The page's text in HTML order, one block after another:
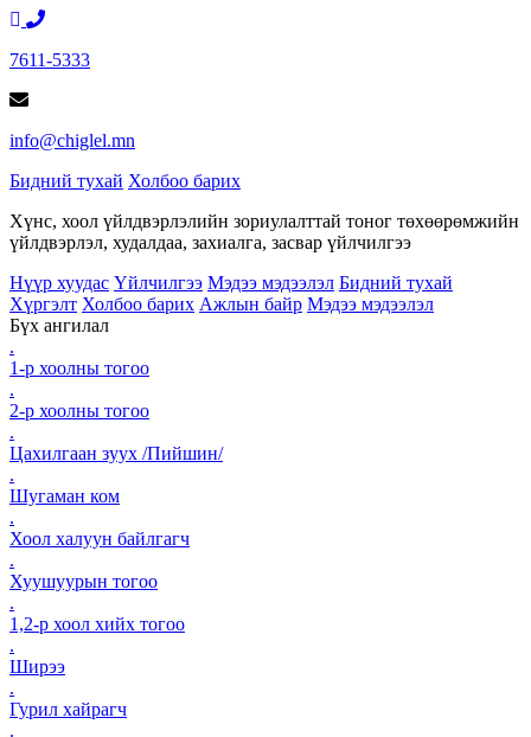
7611-5333
info@chiglel.mn
Бидний тухай Холбоо барих
Хүнс, хоол үйлдвэрлэлийн зориулалттай тоног төхөөрөмжийн
үйлдвэрлэл, худалдаа, захиалга, засвар үйлчилгээ
Нүүр хуудас Үйлчилгээ Мэдээ мэдээлэл Бидний тухай
Хүргэлт Холбоо барих Ажлын байр Мэдээ мэдээлэл
Бүх ангилал
.
1-р хоолны тогоо
.
2-р хоолны тогоо
.
Цахилгаан зуух /Пийшин/
.
Шугаман ком
.
Хоол халуун байлгагч
.
Хуушуурын тогоо
.
1,2-р хоол хийх тогоо
.
Ширээ
.
Гурил хайрагч
.